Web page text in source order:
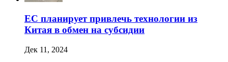
ЕС планирует привлечь технологии из
Китая в обмен на субсидии
Дек 11, 2024